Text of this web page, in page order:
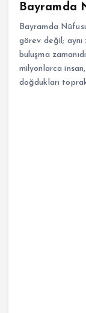
Bayramda
Bayramda
görev değil;
buluşma
milyonlarca
doğdukları